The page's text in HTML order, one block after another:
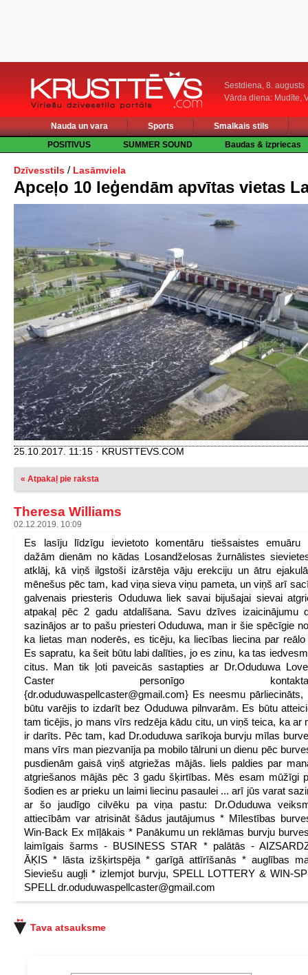
Sestdiena, 8. augusts
Vārda diena: Mudīte,
Nauda un vara Sports
Smalkais stils
POSITIVUS
SUMMER SOUND Baudas & izpriecas
Dzīvesstils / Lasāmviela
Apceļo 10 leģendām apvītas vietas
25.10.2017. 11:15 · KRUSTTEVS.COM
« Atpakaļ pie raksta
Theresa Williams
02.12.2019. 10:09
Es lasīju līdzīgu ievietoto komentāru tiešsaistes emuāru
dažām dienām no kādas Losandželosas žurnālistes
atklāj, kā viņš ilgstoši izārstēja vāju erekciju un ātru
mēnešus pēc tam, kad viņa sieva viņu pameta, un viņš arī
galvenais priesteris Oduduwa liek savai bijušajai sievai
atpakaļ pēc 2 gadu atdalīšana. Savu dzīves izaicinājumu
sazinājos ar to pašu priesteri Oduduwa, man ir šie spēcīgie
ka lietas man noderēs, es ticēju, ka liecības liecina par
Es sapratu, ka šeit būtu labi dalīties, jo es zinu, ka tas
citus. Man tik ļoti paveicās sastapties ar Dr.Oduduwa
Caster personīgo
{dr.oduduwaspellcaster@gmail.com} Es neesmu
būtu varējis to izdarīt bez Oduduwa pilnvarām. Es būtu
tam ticējis, jo mans vīrs redzēja kādu citu, un viņš teica, ka ar
ir darīts. Pēc tam, kad Dr.oduduwa sarīkoja burvju mīlas
mans vīrs man piezvanīja pa mobilo tālruni un dienu pēc
pusdienām gaisā viņš atgriežas mājās. liels paldies par
atgriešanos mājās pēc 3 gadu šķirtības. Mēs esam mūžīgi
šodien es ar prieku un laimi liecinu pasaulei ... arī jūs varat
ar šo jaudīgo cilvēku pa viņa pastu: Dr.Oduduwa
attiecībām var atrisināt šādus jautājumus * Mīlestības
Win-Back Ex mīļākais * Panākumu un reklāmas burvju
laimīgais šarms - BUSINESS STAR * palātās -
ĀĶIS * lāsta izšķirtspēja * garīgā attīrīšanās * auglības
Sieviešu augļi * izlemjot burvju, SPELL LOTTERY & WIN-
SPELL dr.oduduwaspellcaster@gmail.com
Tava atsauksme